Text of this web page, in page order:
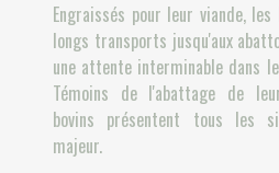
Engraissés pour leur viande,
longs transports jusqu'aux
une attente interminable dans
Témoins de l'abattage de
bovins présentent tous les
majeur.